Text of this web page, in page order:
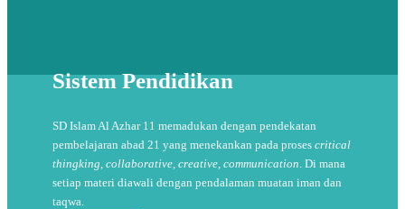
Sistem Pendidikan
SD Islam Al Azhar 11 memadukan dengan pendekatan
pembelajaran abad 21 yang menekankan pada proses critical
thingking, collaborative, creative, communication . Di mana
setiap materi diawali dengan pendalaman muatan iman dan
taqwa.